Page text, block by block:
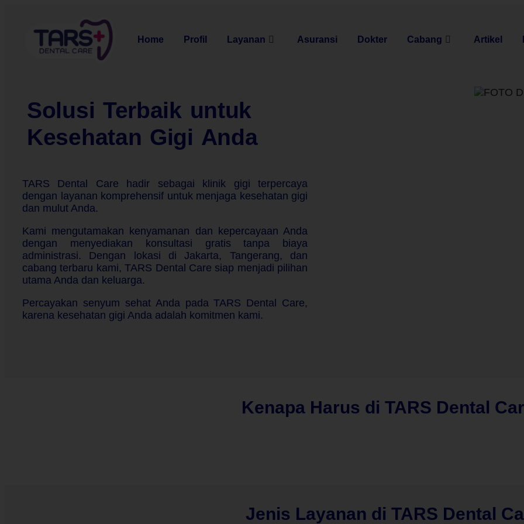
Home Profil Layanan Asuransi Dokter Cabang Artikel
Solusi Terbaik untuk
Kesehatan Gigi Anda
TARS Dental Care hadir sebagai klinik gigi terpercaya
dengan layanan komprehensif untuk menjaga kesehatan gigi
dan mulut Anda.
Kami mengutamakan kenyamanan dan kepercayaan Anda
dengan menyediakan konsultasi gratis tanpa biaya
administrasi. Dengan lokasi di Jakarta, Tangerang, dan
cabang terbaru kami, TARS Dental Care siap menjadi pilihan
utama Anda dan keluarga.
Percayakan senyum sehat Anda pada TARS Dental Care,
karena kesehatan gigi Anda adalah komitmen kami.
Kenapa Harus di TARS Dental
Jenis Layanan di TARS Dental